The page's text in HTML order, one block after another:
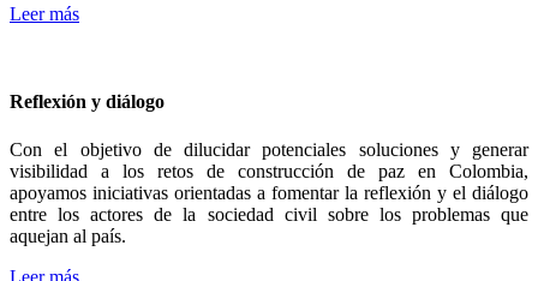
Leer más
Reflexión y diálogo
Con el objetivo de dilucidar potenciales soluciones y generar
visibilidad a los retos de construcción de paz en Colombia,
apoyamos iniciativas orientadas a fomentar la reflexión y el diálogo
entre los actores de la sociedad civil sobre los problemas que
aquejan al país.
Leer más